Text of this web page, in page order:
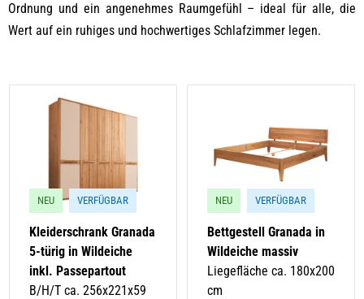
Ordnung und ein angenehmes Raumgefühl – ideal für alle, die
Wert auf ein ruhiges und hochwertiges Schlafzimmer legen.
NEU VERFÜGBAR
Kleiderschrank Granada
5-türig in Wildeiche
inkl. Passepartout
B/H/T ca. 256x221x59
NEU VERFÜGBAR
Bettgestell Granada in
Wildeiche massiv
Liegefläche ca. 180x200
cm